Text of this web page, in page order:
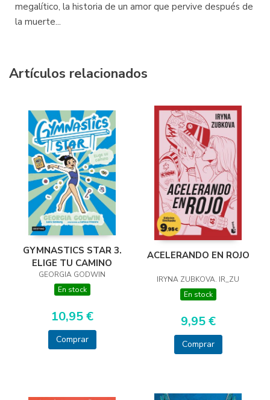
megalítico, la historia de un amor que pervive después de
la muerte...
Artículos relacionados
GYMNASTICS STAR 3.
ELIGE TU CAMINO
GEORGIA GODWIN
En stock
10,95 €
Comprar
ACELERANDO EN ROJO
IRYNA ZUBKOVA. IR_ZU
En stock
9,95 €
Comprar